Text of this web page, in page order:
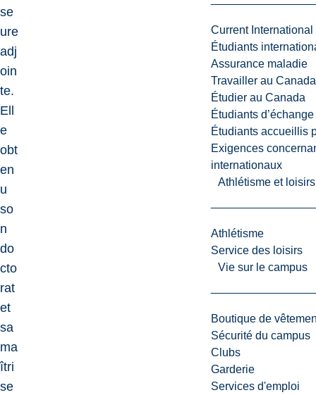
Current International
Étudiants
Assurance maladie
Travailler au Canada
Étudier au Canada
Étudiants
Étudiants accueillis
Exigences
internationaux
Athlétisme et
Athlétisme
Service des loisirs
Vie sur le campus
Boutique de
Sécurité du campus
Clubs
Garderie
Services d'emploi
se
ure
adj
oin
te.
Ell
e
obt
en
u
so
n
do
cto
rat
et
sa
ma
îtri
se